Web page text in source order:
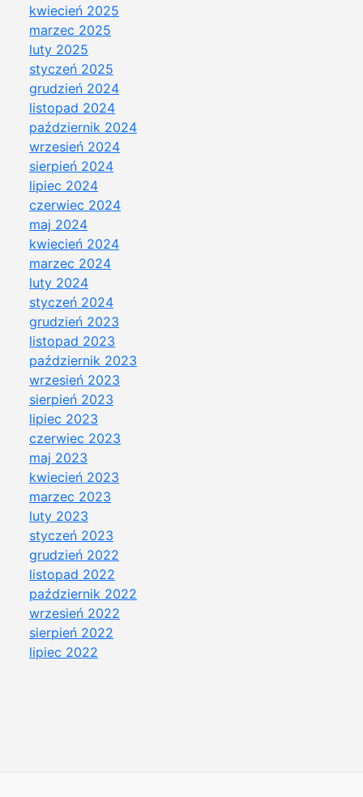
kwiecień 2025
marzec 2025
luty 2025
styczeń 2025
grudzień 2024
listopad 2024
październik 2024
wrzesień 2024
sierpień 2024
lipiec 2024
czerwiec 2024
maj 2024
kwiecień 2024
marzec 2024
luty 2024
styczeń 2024
grudzień 2023
listopad 2023
październik 2023
wrzesień 2023
sierpień 2023
lipiec 2023
czerwiec 2023
maj 2023
kwiecień 2023
marzec 2023
luty 2023
styczeń 2023
grudzień 2022
listopad 2022
październik 2022
wrzesień 2022
sierpień 2022
lipiec 2022